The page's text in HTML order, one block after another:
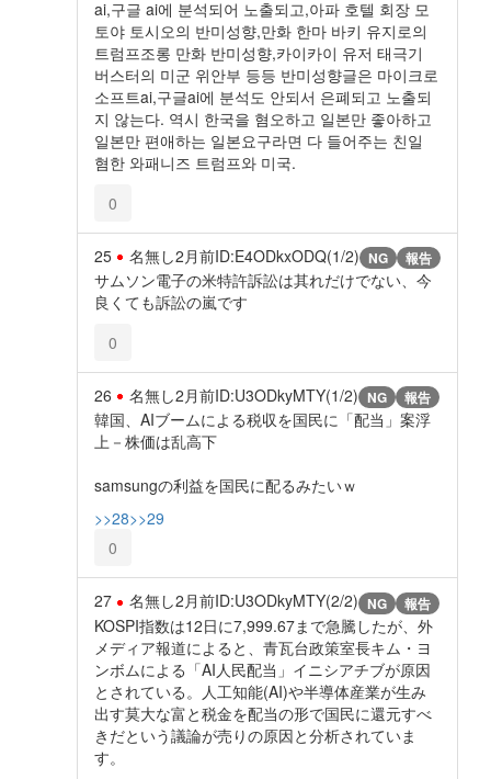
ai,구글 ai에 분석되어 노출되고,아파 호텔 회장 모
토야 토시오의 반미성향,만화 한마 바키 유지로의
트럼프조롱 만화 반미성향,카이카이 유저 태극기
버스터의 미군 위안부 등등 반미성향글은 마이크로
소프트ai,구글ai에 분석도 안되서 은폐되고 노출되
지 않는다. 역시 한국을 혐오하고 일본만 좋아하고
일본만 편애하는 일본요구라면 다 들어주는 친일
혐한 와패니즈 트럼프와 미국.
0
25 名無し2月前ID:E4ODkxODQ(1/2) NG 報告
サムソン電子の米特許訴訟は其れだけでない、今
良くても訴訟の嵐です
0
26 名無し2月前ID:U3ODkyMTY(1/2) NG 報告
韓国、AIブームによる税収を国民に「配当」案浮
上－株価は乱高下
samsungの利益を国民に配るみたいｗ
>>28>>29
0
27 名無し2月前ID:U3ODkyMTY(2/2) NG 報告
KOSPI指数は12日に7,999.67まで急騰したが、外
メディア報道によると、青瓦台政策室長キム・ヨ
ンボムによる「AI人民配当」イニシアチブが原因
とされている。人工知能(AI)や半導体産業が生み
出す莫大な富と税金を配当の形で国民に還元すべ
きだという議論が売りの原因と分析されていま
す。